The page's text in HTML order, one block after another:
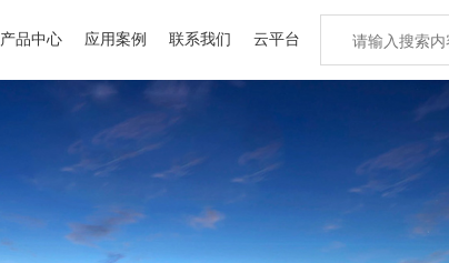
产品中心 应用案例 联系我们 云平台